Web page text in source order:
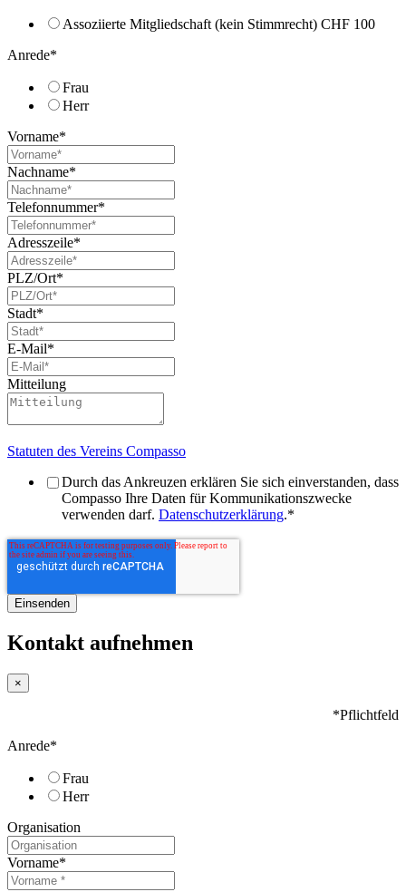
Assoziierte Mitgliedschaft (kein Stimmrecht) CHF 100
Anrede*
Frau
Herr
Vorname*
Nachname*
Telefonnummer*
Adresszeile*
PLZ/Ort*
Stadt*
E-Mail*
Mitteilung
Statuten des Vereins Compasso
Durch das Ankreuzen erklären Sie sich einverstanden, dass
Compasso Ihre Daten für Kommunikationszwecke
verwenden darf. Datenschutzerklärung.*
Kontakt aufnehmen
×
*Pflichtfeld
Anrede*
Frau
Herr
Organisation
Vorname*